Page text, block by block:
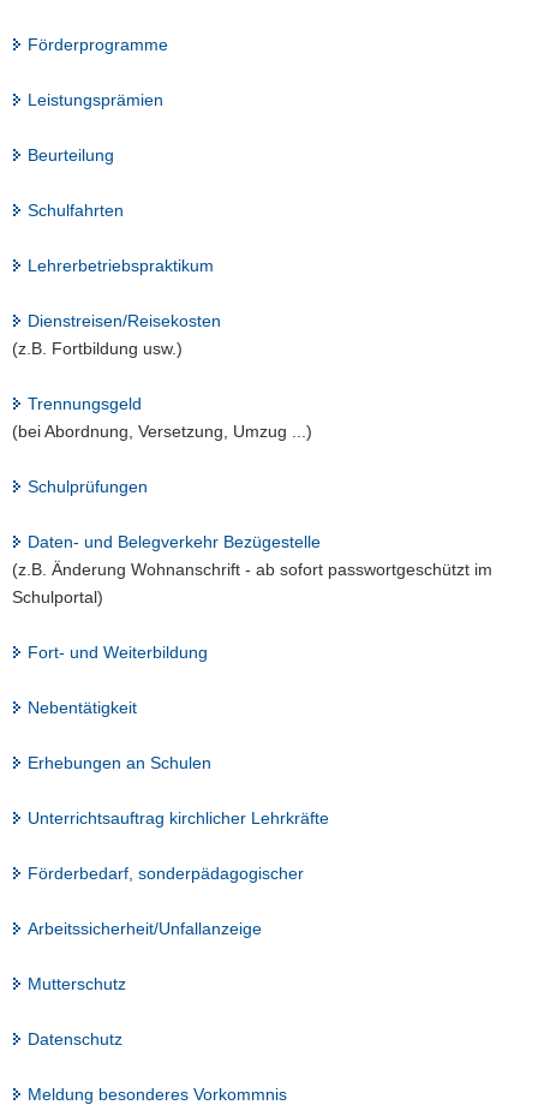
Förderprogramme
Leistungsprämien
Beurteilung
Schulfahrten
Lehrerbetriebspraktikum
Dienstreisen/Reisekosten
(z.B. Fortbildung usw.)
Trennungsgeld
(bei Abordnung, Versetzung, Umzug ...)
Schulprüfungen
Daten- und Belegverkehr Bezügestelle
(z.B. Änderung Wohnanschrift - ab sofort passwortgeschützt im
Schulportal)
Fort- und Weiterbildung
Nebentätigkeit
Erhebungen an Schulen
Unterrichtsauftrag kirchlicher Lehrkräfte
Förderbedarf, sonderpädagogischer
Arbeitssicherheit/Unfallanzeige
Mutterschutz
Datenschutz
Meldung besonderes Vorkommnis